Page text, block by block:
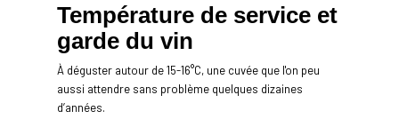
Température de service et
garde du vin
À déguster autour de 15-16°C, une cuvée que l'on peu
aussi attendre sans problème quelques dizaines
d’années.